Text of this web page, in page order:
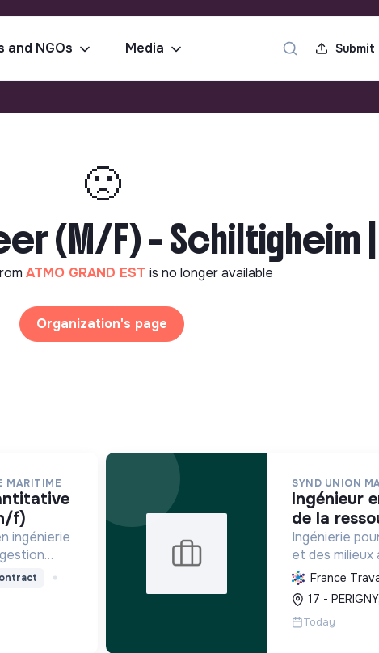
and NGOs Media Submit
🙁
(M/F) - Schiltigheim
ATMO GRAND EST is no longer available
Organization's page
MARITIME
f)
ingénierie
et
au
SYND UNION
ingénieur en gestion quantitative
de la
Ingénierie
et des
territoires des
biodiversité
en Charente-
France
17 -
Today